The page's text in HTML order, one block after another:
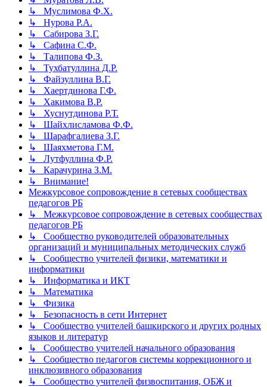
↳ Муслимова Ф.Х.
↳ Нурова Р.А.
↳ Сабирова З.Г.
↳ Сафина С.Ф.
↳ Талипова Ф.З.
↳ Тухбатуллина Д.Р.
↳ Файзуллина В.Г.
↳ Хаертдинова Г.Ф.
↳ Хакимова В.Р.
↳ Хуснутдинова Р.Т.
↳ Шайхлисламова Ф.Ф.
↳ Шарафгалиева З.Г.
↳ Шаяхметова Г.М.
↳ Лутфуллина Ф.Р.
↳ Карачурина З.М.
↳ Внимание!
Межкурсовое сопровождение в сетевых сообществах
педагогов РБ
↳ Межкурсовое сопровождение в сетевых сообществах
педагогов РБ
↳ Сообщество руководителей образовательных
организаций и муниципальных методических служб
↳ Сообщество учителей физики, математики и
информатики
↳ Информатика и ИКТ
↳ Математика
↳ Физика
↳ Безопасность в сети Интернет
↳ Сообщество учителей башкирского и других родных
языков и литератур
↳ Сообщество учителей начального образования
↳ Сообщество педагогов системы коррекционного и
инклюзивного образования
↳ Сообщество учителей физвоспитания, ОБЖ и